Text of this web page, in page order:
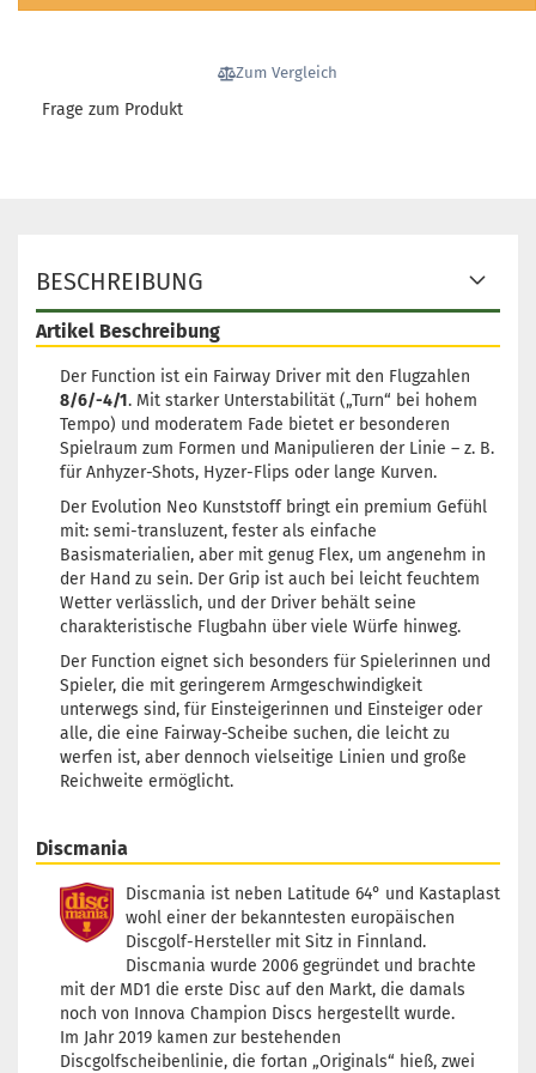
Zum Vergleich
Frage zum Produkt
BESCHREIBUNG
Artikel Beschreibung
Der Function ist ein Fairway Driver mit den Flugzahlen
8/6/-4/1. Mit starker Unterstabilität („Turn“ bei hohem
Tempo) und moderatem Fade bietet er besonderen
Spielraum zum Formen und Manipulieren der Linie – z. B.
für Anhyzer-Shots, Hyzer-Flips oder lange Kurven.
Der Evolution Neo Kunststoff bringt ein premium Gefühl
mit: semi-transluzent, fester als einfache
Basismaterialien, aber mit genug Flex, um angenehm in
der Hand zu sein. Der Grip ist auch bei leicht feuchtem
Wetter verlässlich, und der Driver behält seine
charakteristische Flugbahn über viele Würfe hinweg.
Der Function eignet sich besonders für Spielerinnen und
Spieler, die mit geringerem Armgeschwindigkeit
unterwegs sind, für Einsteigerinnen und Einsteiger oder
alle, die eine Fairway-Scheibe suchen, die leicht zu
werfen ist, aber dennoch vielseitige Linien und große
Reichweite ermöglicht.
Discmania
Discmania ist neben Latitude 64° und Kastaplast
wohl einer der bekanntesten europäischen
Discgolf-Hersteller mit Sitz in Finnland.
Discmania wurde 2006 gegründet und brachte
mit der MD1 die erste Disc auf den Markt, die damals
noch von Innova Champion Discs hergestellt wurde.
Im Jahr 2019 kamen zur bestehenden
Discgolfscheibenlinie, die fortan „Originals“ hieß, zwei